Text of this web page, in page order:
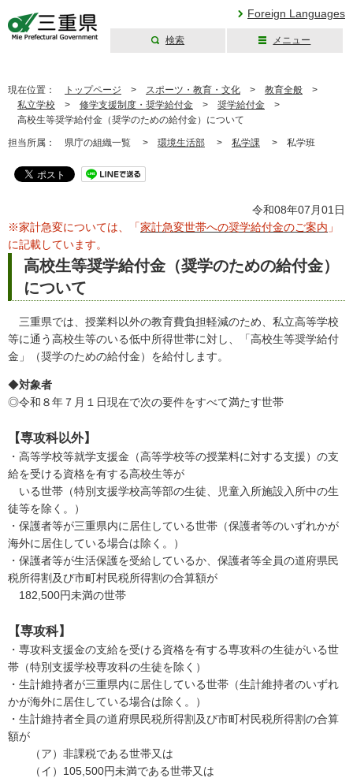
Foreign Languages
検索 メニュー
現在位置： トップページ > スポーツ・教育・文化 > 教育全般 >
私立学校 > 修学支援制度・奨学給付金 > 奨学給付金 >
高校生等奨学給付金（奨学のための給付金）について
担当所属： 県庁の組織一覧 > 環境生活部 > 私学課 > 私学班
令和08年07月01日
※家計急変については、「家計急変世帯への奨学給付金のご案内 」
に記載しています。
高校生等奨学給付金（奨学のための給付金）
について
三重県では、授業料以外の教育費負担軽減のため、私立高等学校
等に通う高校生等のいる低中所得世帯に対し、「高校生等奨学給付
金」（奨学のための給付金）を給付します。
◆対象者
◎令和８年７月１日現在で次の要件をすべて満たす世帯
【専攻科以外】
・高等学校等就学支援金（高等学校等の授業料に対する支援）の支
給を受ける資格を有する高校生等が
いる世帯（特別支援学校高等部の生徒、児童入所施設入所中の生
徒等を除く。）
・保護者等が三重県内に居住している世帯（保護者等のいずれかが
海外に居住している場合は除く。）
・保護者等が生活保護を受給しているか、保護者等全員の道府県民
税所得割及び市町村民税所得割の合算額が
182,500円未満の世帯
【専攻科】
・専攻科支援金の支給を受ける資格を有する専攻科の生徒がいる世
帯（特別支援学校専攻科の生徒を除く）
・生計維持者が三重県内に居住している世帯（生計維持者のいずれ
かが海外に居住している場合は除く。）
・生計維持者全員の道府県民税所得割及び市町村民税所得割の合算
額が
（ア） 非課税である世帯又は
（イ）105,500円未満である世帯又は